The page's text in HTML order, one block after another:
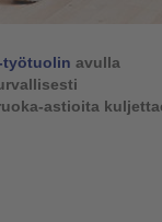
työtuolin avulla
astioita